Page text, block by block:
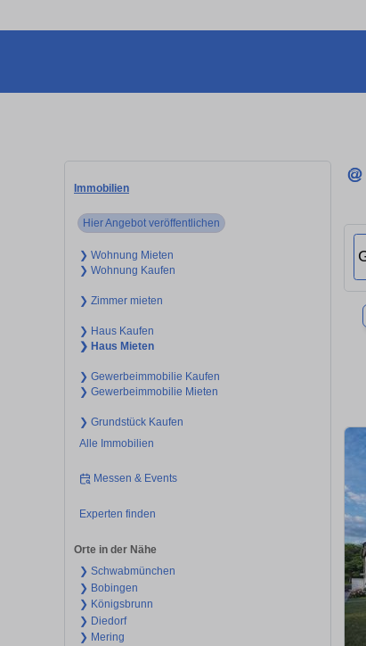
Immobilien
Hier Angebot veröffentlichen
❯ Wohnung Mieten
❯ Wohnung Kaufen
❯ Zimmer mieten
❯ Haus Kaufen
❯ Haus Mieten
❯ Gewerbeimmobilie Kaufen
❯ Gewerbeimmobilie Mieten
❯ Grundstück Kaufen
Alle Immobilien
Messen & Events
Experten finden
Orte in der Nähe
❯ Schwabmünchen
❯ Bobingen
❯ Königsbrunn
❯ Diedorf
❯ Mering